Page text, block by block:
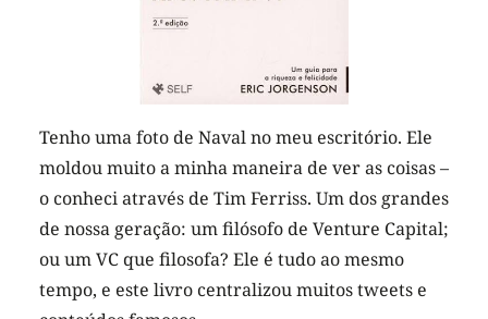
Tenho uma foto de Naval no meu escritório. Ele
moldou muito a minha maneira de ver as coisas –
o conheci através de Tim Ferriss. Um dos grandes
de nossa geração: um filósofo de Venture Capital;
ou um VC que filosofa? Ele é tudo ao mesmo
tempo, e este livro centralizou muitos tweets e